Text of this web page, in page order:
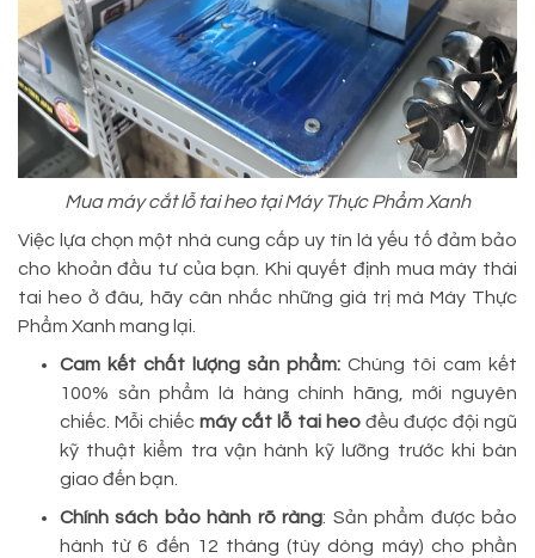
Mua máy cắt lỗ tai heo tại Máy Thực Phẩm Xanh
Việc lựa chọn một nhà cung cấp uy tín là yếu tố đảm bảo
cho khoản đầu tư của bạn. Khi quyết định mua máy thái
tai heo ở đâu, hãy cân nhắc những giá trị mà Máy Thực
Phẩm Xanh mang lại.
Cam kết chất lượng sản phẩm: Chúng tôi cam kết
100% sản phẩm là hàng chính hãng, mới nguyên
chiếc. Mỗi chiếc máy cắt lỗ tai heođều được đội ngũ
kỹ thuật kiểm tra vận hành kỹ lưỡng trước khi bàn
giao đến bạn.
Chính sách bảo hành rõ ràng: Sản phẩm được bảo
hành từ 6 đến 12 tháng (tùy dòng máy) cho phần